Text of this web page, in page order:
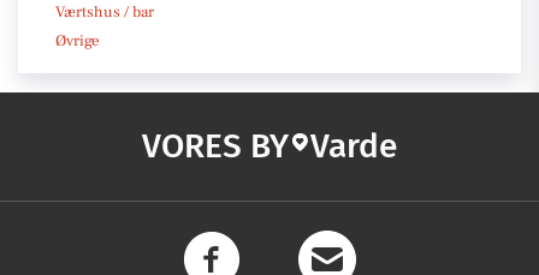
Værtshus / bar
Øvrige
VORES BY Varde